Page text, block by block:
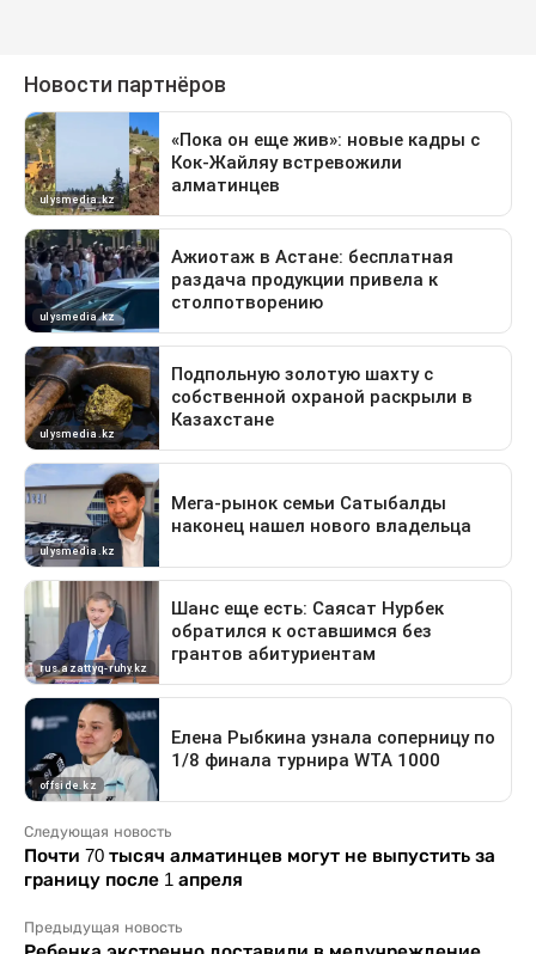
Следующая новость
Почти 70 тысяч алматинцев могут не выпустить за
границу после 1 апреля
Предыдущая новость